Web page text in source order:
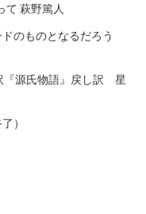
て 萩野篤人
のものとなるだろう
源氏物語』戻し訳 星
）